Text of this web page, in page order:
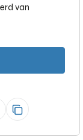
van